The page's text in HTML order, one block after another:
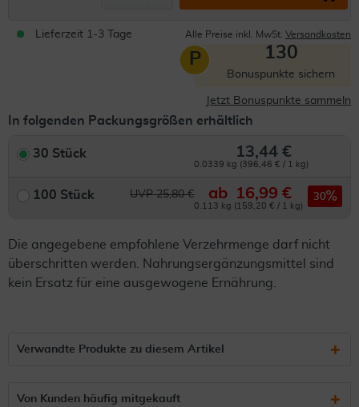
Lieferzeit 1-3 Tage Alle Preise inkl. MwSt. Versandkosten
P 130
Bonuspunkte sichern
Jetzt Bonuspunkte sammeln
In folgenden Packungsgrößen erhältlich
30 Stück 13,44 €
0.0339 kg (396,46 € / 1 kg)
100 Stück UVP 25,80 € ab 16,99 €
0.113 kg (159,20 € / 1 kg)
30
Die angegebene empfohlene Verzehrmenge darf nicht
überschritten werden. Nahrungsergänzungsmittel sind
kein Ersatz für eine ausgewogene Ernährung.
Verwandte Produkte zu diesem Artikel
Von Kunden häufig mitgekauft